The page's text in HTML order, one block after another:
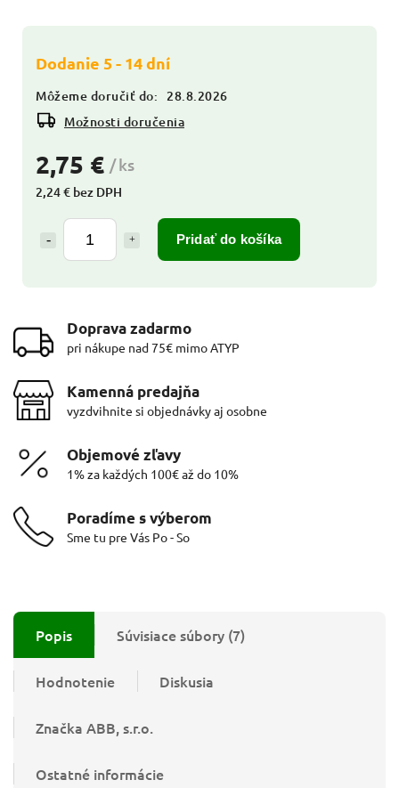
2,75 € / ks
2,24 € bez DPH
Pridať do košíka
Dodanie 5 - 14 dní
Môžeme doručiť do:
28.8.2026
Možnosti doručenia
Doprava zadarmo
pri nákupe nad 75€ mimo ATYP
Kamenná predajňa
vyzdvihnite si objednávky aj osobne
Objemové zľavy
1% za každých 100€ až do 10%
Poradíme s výberom
Sme tu pre Vás Po - So
Popis Súvisiace súbory (7)
Hodnotenie Diskusia
Značka ABB, s.r.o.
Ostatné informácie